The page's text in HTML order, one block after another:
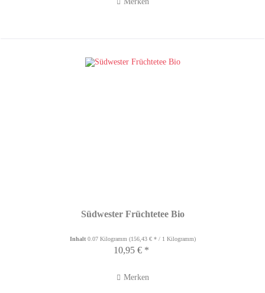
Südwester Früchtetee Bio
Inhalt 0.07 Kilogramm (156,43 € * / 1 Kilogramm)
10,95 € *
Merken